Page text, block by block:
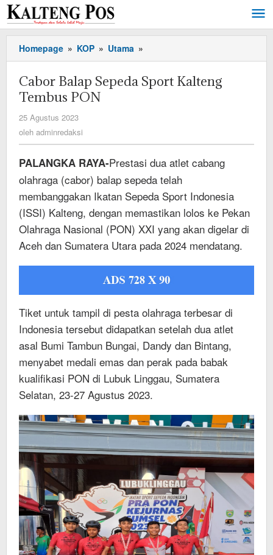
Lewati
ke
konten
Homepage » KOP » Utama »
Balap
Sepeda
Sport
Cabor Balap Sepeda Sport Kalteng
Tembus PON
25 Agustus 2023
oleh adminredaksi
PALANGKA RAYA-Prestasi dua atlet cabang
olahraga (cabor) balap sepeda telah
membanggakan Ikatan Sepeda Sport Indonesia
(ISSI) Kalteng, dengan memastikan lolos ke Pekan
Olahraga Nasional (PON) XXI yang akan digelar di
Aceh dan Sumatera Utara pada 2024 mendatang.
Tiket untuk tampil di pesta olahraga terbesar di
Indonesia tersebut didapatkan setelah dua atlet
asal Bumi Tambun Bungai, Dandy dan Bintang,
menyabet medali emas dan perak pada babak
kualifikasi PON di Lubuk Linggau, Sumatera
Selatan, 23-27 Agustus 2023.